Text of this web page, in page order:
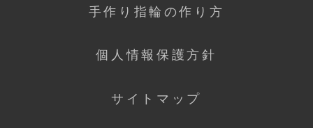
手作り指輪の作り方
個人情報保護方針
サイトマップ